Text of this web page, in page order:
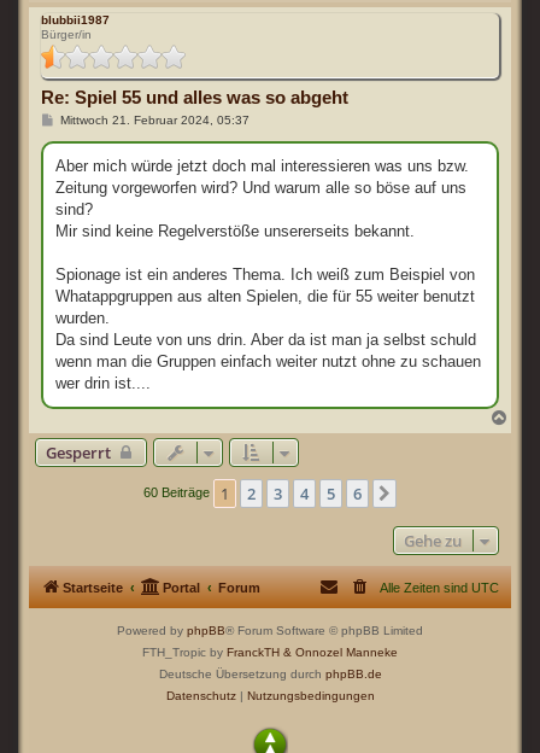
blubbii1987
Bürger/in
Re: Spiel 55 und alles was so abgeht
B
i
t
a
g
Mittwoch 21. Februar 2024, 05:37
Aber mich würde jetzt doch mal interessieren was uns bzw.
Zeitung vorgeworfen wird? Und warum alle so böse auf uns
sind?
Mir sind keine Regelverstöße unsererseits bekannt.
Spionage ist ein anderes Thema. Ich weiß zum Beispiel von
Whatappgruppen aus alten Spielen, die für 55 weiter benutzt
wurden.
Da sind Leute von uns drin. Aber da ist man ja selbst schuld
wenn man die Gruppen einfach weiter nutzt ohne zu schauen
wer drin ist....
a
Gesperrt
60 Beiträge 1 2 3 4 5 6
Gehe zu
Startseite Portal Forum Alle Zeiten sind UTC
Powered by phpBB® Forum Software © phpBB Limited
FTH_Tropic by FranckTH & Onnozel Manneke
Deutsche Übersetzung durch phpBB.de
Datenschutz| Nutzungsbedingungen